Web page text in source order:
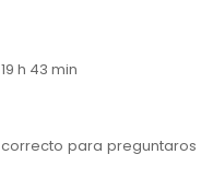
h 43 min
para preguntaros